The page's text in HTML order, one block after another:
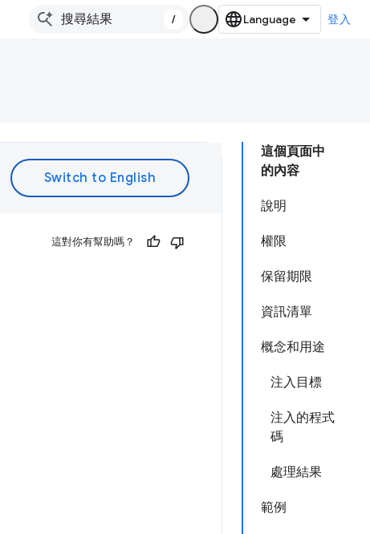
/ 登入
這個頁面中
的內容
說明
權限
保留期限
資訊清單
概念和用途
注入目標
注入的程式
碼
處理結果
範例
這對你有幫助嗎？